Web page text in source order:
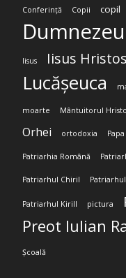
Conferință Copii copil
Dumnezeu
Iisus Iisus Hristos
Lucășeuca
moarte Mântuitorul
Orhei ortodoxia
Patriarhia Română
Patriarhul Chiril
Patriarhul Kirill pictura
Preot Iulian
Școală